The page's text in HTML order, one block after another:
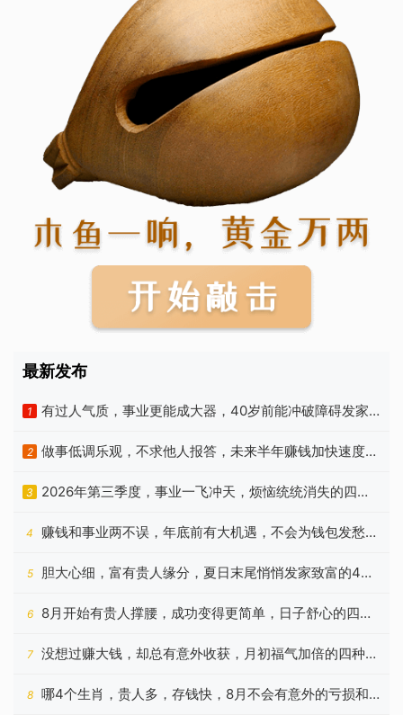
最新发布
1
有过人气质，事业更能成大器，40岁前能冲破障碍发家
的生肖
2
做事低调乐观，不求他人报答，未来半年赚钱加快速度的
3
2026年第三季度，事业一飞冲天，烦恼统统消失的四种
生肖
4
赚钱和事业两不误，年底前有大机遇，不会为钱包发愁的
星座
5
胆大心细，富有贵人缘分，夏日末尾悄悄发家致富的4个
生肖
6
8月开始有贵人撑腰，成功变得更简单，日子舒心的四种
属相
7
没想过赚大钱，却总有意外收获，月初福气加倍的四种星
座
8
哪4个生肖，贵人多，存钱快，8月不会有意外的亏损和